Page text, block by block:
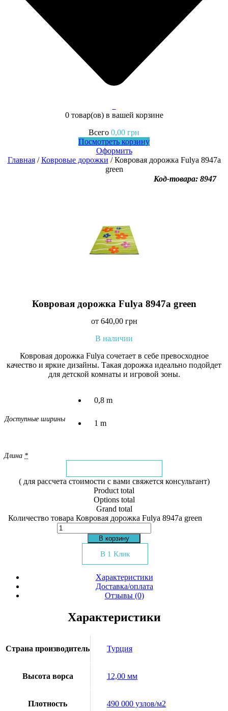
0 товар(ов)в вашей корзине
Всего 0,00 грн
Посмотреть корзину
Оформить
Главная/Ковровые дорожки / Ковровая дорожка Fulya 8947a
green
Код-товара: 8947
Ковровая дорожка Fulya 8947a green
от 640,00 грн
В наличии
Ковровая дорожка Fulya сочетает в себе превосходное
качество и яркие дизайны. Такая дорожка идеально подойдет
для детской комнаты и игровой зоны.
Доступные ширины
0,8 m
1 m
Длина *
( для рассчета стоимости с вами свяжется консультант)
Product total
Options total
Grand total
Количество товара Ковровая дорожка Fulya 8947a green
В корзину
В 1 Клик
Характеристики
Доставка/оплата
Отзывы (0)
Характеристики
Страна производитель Турция
Высота ворса 12,00 мм
Плотность 490 000 узлов/м2